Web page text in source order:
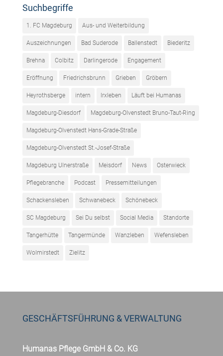
Suchbegriffe
1. FC Magdeburg Aus- und Weiterbildung
Auszeichnungen Bad Suderode Ballenstedt Biederitz
Brehna Colbitz Darlingerode Engagement
Eröffnung Friedrichsbrunn Grieben Gröbern
Heyrothsberge intern Irxleben Läuft bei Humanas
Magdeburg-Diesdorf Magdeburg-Olvenstedt Bruno-Taut-Ring
Magdeburg-Olvenstedt Hans-Grade-Straße
Magdeburg-Olvenstedt St.-Josef-Straße
Magdeburg Ulnerstraße Meisdorf News Osterwieck
Pflegebranche Podcast Pressemitteilungen
Schackensleben Schwanebeck Schönebeck
SC Magdeburg Sei Du selbst Social Media Standorte
Tangerhütte Tangermünde Wanzleben Wefensleben
Wolmirstedt Zielitz
GESCHÄFTSFÜHRUNG & VERWALTUNG
Humanas Pflege GmbH & Co. KG